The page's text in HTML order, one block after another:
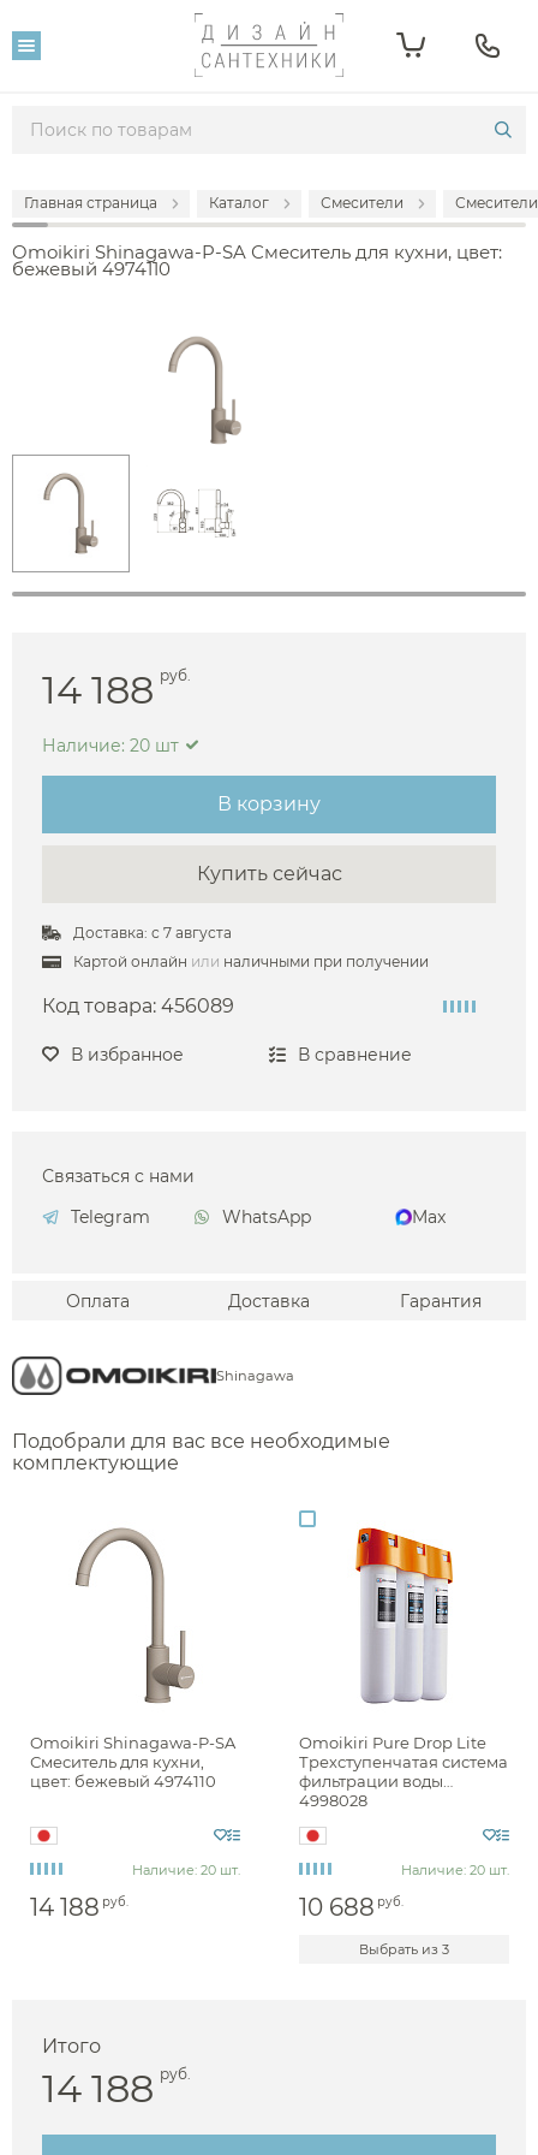
Главная страница Каталог Смесители
Omoikiri Shinagawa-P-SA Смеситель для кухни, цвет:
бежевый 4974110
14 188 руб.
Наличие: 20 шт
В корзину
Купить сейчас
Доставка: с 7 августа
Картой онлайн или наличными при получении
Код товара: 456089
В избранное В сравнение
Связаться с нами
Telegram
WhatsApp Max
Оплата Доставка Гарантия
Shinagawa
Подобрали для вас все необходимые
комплектующие
Omoikiri Shinagawa-P-SA
Смеситель для кухни,
цвет: бежевый 4974110
Наличие: 20 шт.
14 188 руб.
Omoikiri Pure Drop Lite
Трехступенчатая система
фильтрации воды
4998028
Наличие: 20 шт.
10 688 руб.
Выбрать из 3
Итого
14 188 руб.